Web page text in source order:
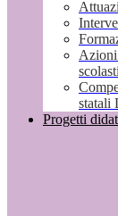
Azioni
statali
Progetti